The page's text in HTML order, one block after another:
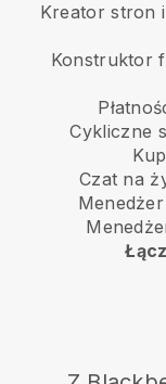
Kreator stron
Konstruktor
Cykliczne
Czat na